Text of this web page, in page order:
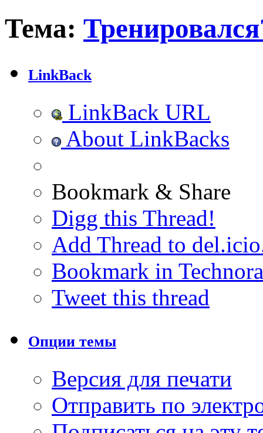
Тема:
LinkBack
LinkBack URL
About LinkBacks
Bookmark & Share
Digg this Thread!
Add Thread to
Bookmark in
Tweet this thread
Опции темы
Версия для печати
Отправить по